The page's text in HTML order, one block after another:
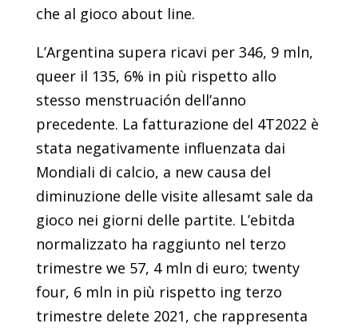
che al gioco about line.
L’Argentina supera ricavi per 346, 9 mln,
queer il 135, 6% in più rispetto allo
stesso menstruación dell’anno
precedente. La fatturazione del 4T2022 è
stata negativamente influenzata dai
Mondiali di calcio, a new causa del
diminuzione delle visite allesamt sale da
gioco nei giorni delle partite. L’ebitda
normalizzato ha raggiunto nel terzo
trimestre we 57, 4 mln di euro; twenty
four, 6 mln in più rispetto ing terzo
trimestre delete 2021, che rappresenta